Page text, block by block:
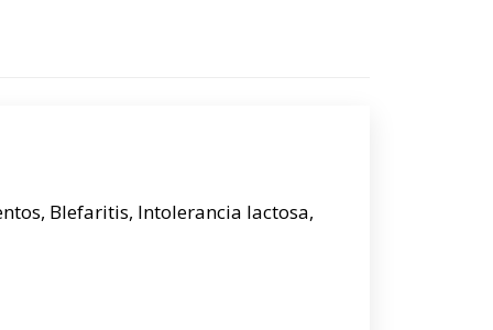
Blefaritis, Intolerancia lactosa,